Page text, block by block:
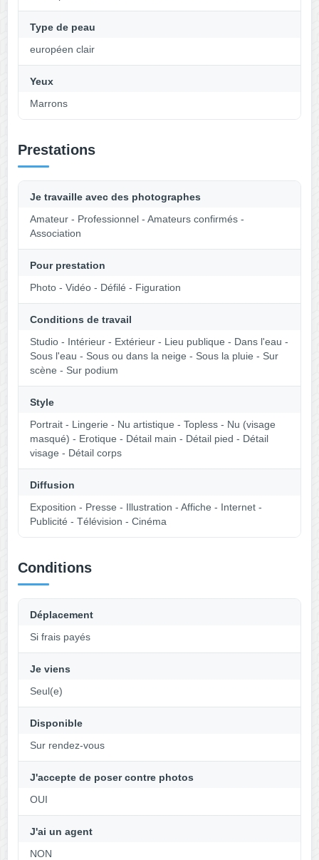
Type de peau
européen clair
Yeux
Marrons
Prestations
Je travaille avec des photographes
Amateur - Professionnel - Amateurs confirmés -
Association
Pour prestation
Photo - Vidéo - Défilé - Figuration
Conditions de travail
Studio - Intérieur - Extérieur - Lieu publique - Dans l'eau -
Sous l'eau - Sous ou dans la neige - Sous la pluie - Sur
scène - Sur podium
Style
Portrait - Lingerie - Nu artistique - Topless - Nu (visage
masqué) - Erotique - Détail main - Détail pied - Détail
visage - Détail corps
Diffusion
Exposition - Presse - Illustration - Affiche - Internet -
Publicité - Télévision - Cinéma
Conditions
Déplacement
Si frais payés
Je viens
Seul(e)
Disponible
Sur rendez-vous
J'accepte de poser contre photos
OUI
J'ai un agent
NON